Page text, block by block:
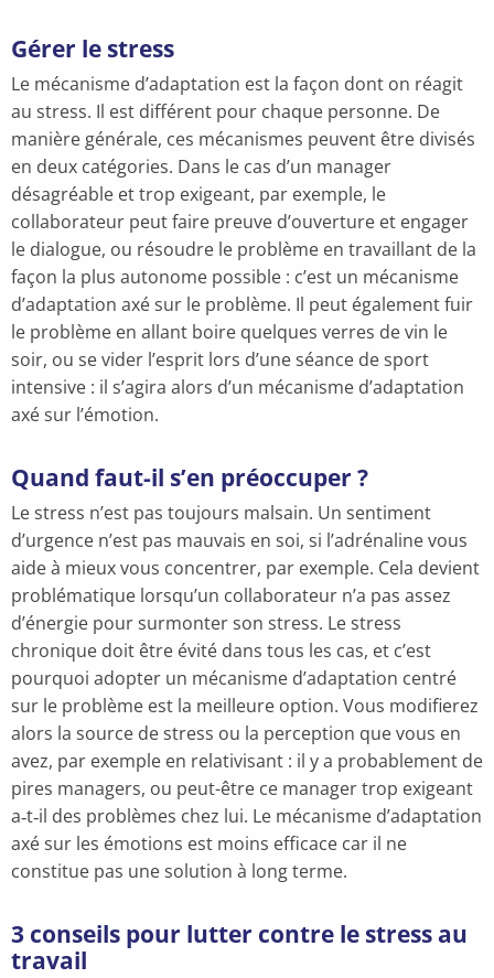
Gérer le stress
Le mécanisme d’adaptation est la façon dont on réagit
au stress. Il est différent pour chaque personne. De
manière générale, ces mécanismes peuvent être divisés
en deux catégories. Dans le cas d’un manager
désagréable et trop exigeant, par exemple, le
collaborateur peut faire preuve d’ouverture et engager
le dialogue, ou résoudre le problème en travaillant de la
façon la plus autonome possible : c’est un mécanisme
d’adaptation axé sur le problème. Il peut également fuir
le problème en allant boire quelques verres de vin le
soir, ou se vider l’esprit lors d’une séance de sport
intensive : il s’agira alors d’un mécanisme d’adaptation
axé sur l’émotion.
Quand faut-il s’en préoccuper ?
Le stress n’est pas toujours malsain. Un sentiment
d’urgence n’est pas mauvais en soi, si l’adrénaline vous
aide à mieux vous concentrer, par exemple. Cela devient
problématique lorsqu’un collaborateur n’a pas assez
d’énergie pour surmonter son stress. Le stress
chronique doit être évité dans tous les cas, et c’est
pourquoi adopter un mécanisme d’adaptation centré
sur le problème est la meilleure option. Vous modifierez
alors la source de stress ou la perception que vous en
avez, par exemple en relativisant : il y a probablement de
pires managers, ou peut-être ce manager trop exigeant
a‑t‑il des problèmes chez lui. Le mécanisme d’adaptation
axé sur les émotions est moins efficace car il ne
constitue pas une solution à long terme.
3 conseils pour lutter contre le stress au
travail